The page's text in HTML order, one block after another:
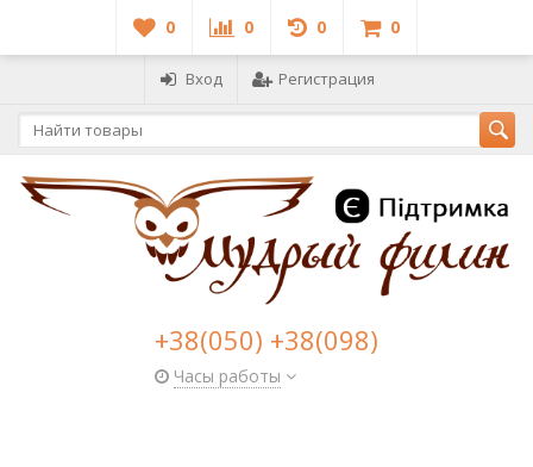
0 0 0 0
Вход Регистрация
+38(050) +38(098)
Часы работы